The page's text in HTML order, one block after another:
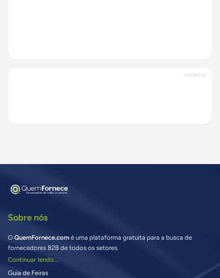
ANÚNCIO
Sobre nós
O QuemFornece.com é uma plataforma gratuita para a busca de
fornecedores B2B de todos os setores.
Continuar lendo...
Guia de Feiras